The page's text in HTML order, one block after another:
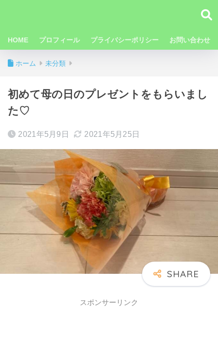
HOME プロフィール プライバシーポリシー お問い合わせ
ホーム 未分類
初めて母の日のプレゼントをもらいまし
た♡
2021年5月9日 2021年5月25日
スポンサーリンク